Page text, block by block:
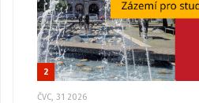
2
ČVC, 31 2026